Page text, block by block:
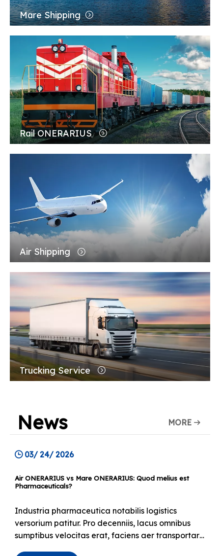
Mare Shipping
Rail ONERARIUS
Air Shipping
Trucking Service
News MORE
03/ 24/ 2026
Air ONERARIUS vs Mare ONERARIUS: Quod melius est
Pharmaceuticals?
Industria pharmaceutica notabilis logistics
versorium patitur. Pro decenniis, lacus omnibus
sumptibus velocitas erat, faciens aer transportare